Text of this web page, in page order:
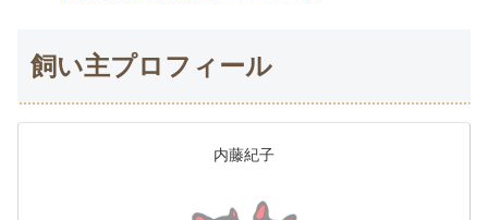
飼い主プロフィール
内藤紀子